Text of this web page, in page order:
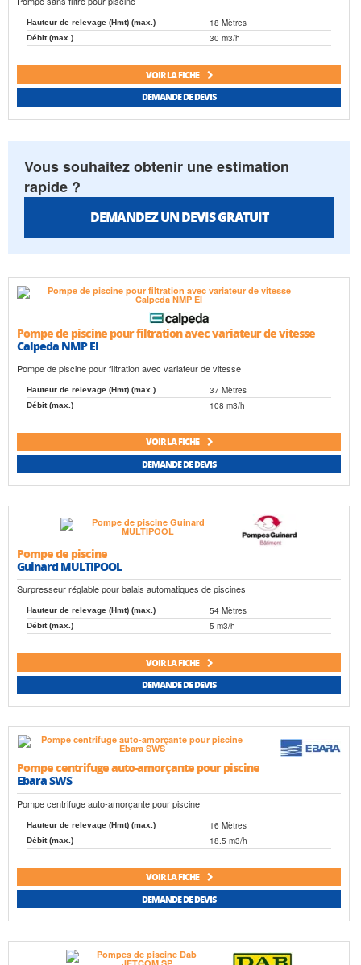
Hauteur de relevage (Hmt) (max.) 18 Mètres
Débit (max.) 30 m3/h
VOIR LA FICHE
DEMANDE DE DEVIS
Vous souhaitez obtenir une estimation
rapide ?
DEMANDEZ UN DEVIS GRATUIT
Pompe de piscine pour filtration avec variateur de vitesse
Calpeda NMP EI
Pompe de piscine pour filtration avec variateur de vitesse
Hauteur de relevage (Hmt) (max.) 37 Mètres
Débit (max.) 108 m3/h
VOIR LA FICHE
DEMANDE DE DEVIS
Pompe de piscine
Guinard MULTIPOOL
Surpresseur réglable pour balais automatiques de piscines
Hauteur de relevage (Hmt) (max.) 54 Mètres
Débit (max.) 5 m3/h
VOIR LA FICHE
DEMANDE DE DEVIS
Pompe centrifuge auto-amorçante pour piscine
Ebara SWS
Pompe centrifuge auto-amorçante pour piscine
Hauteur de relevage (Hmt) (max.) 16 Mètres
Débit (max.) 18.5 m3/h
VOIR LA FICHE
DEMANDE DE DEVIS